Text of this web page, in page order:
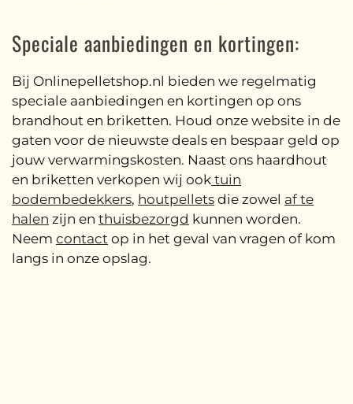
Speciale aanbiedingen en kortingen:
Bij Onlinepelletshop.nl bieden we regelmatig
speciale aanbiedingen en kortingen op ons
brandhout en briketten. Houd onze website in de
gaten voor de nieuwste deals en bespaar geld op
jouw verwarmingskosten. Naast ons haardhout
en briketten verkopen wij ook tuin
bodembedekkers, houtpellets die zowel af te
halen zijn en thuisbezorgd kunnen worden.
Neem contact op in het geval van vragen of kom
langs in onze opslag.